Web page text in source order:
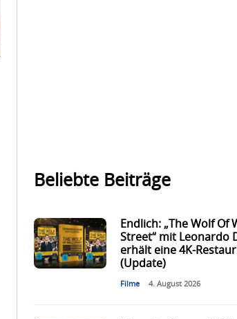
Beliebte Beiträge
Endlich: „The Wolf Of
Street“ mit Leonardo
erhält eine 4K-
(Update)
Filme 4. August 2026